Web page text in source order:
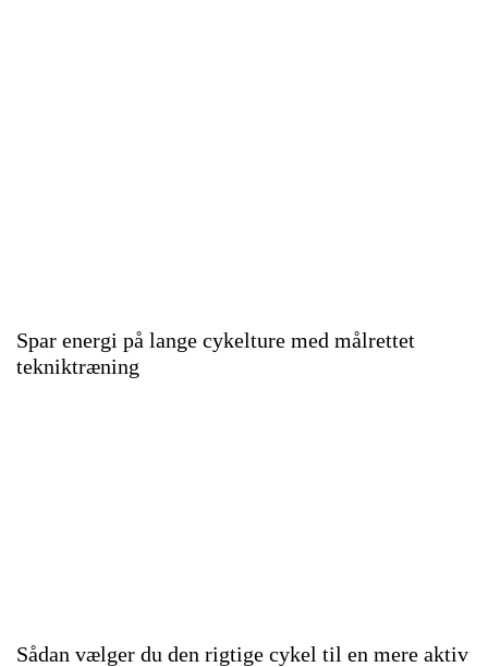
Spar energi på lange cykelture med målrettet
tekniktræning
Sådan vælger du den rigtige cykel til en mere aktiv